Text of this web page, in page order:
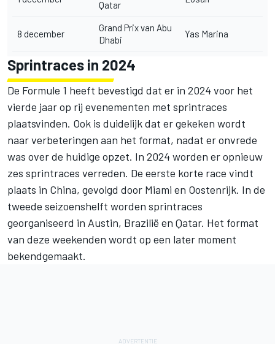
Qatar
8 december
Grand Prix van Abu
Dhabi
Yas Marina
Sprintraces in 2024
De Formule 1 heeft bevestigd dat er in 2024 voor het
vierde jaar op rij evenementen met sprintraces
plaatsvinden. Ook is duidelijk dat er gekeken wordt
naar verbeteringen aan het format, nadat er onvrede
was over de huidige opzet. In 2024 worden er opnieuw
zes sprintraces verreden. De eerste korte race vindt
plaats in China, gevolgd door Miami en Oostenrijk. In de
tweede seizoenshelft worden sprintraces
georganiseerd in Austin, Brazilië en Qatar. Het format
van deze weekenden wordt op een later moment
bekendgemaakt.